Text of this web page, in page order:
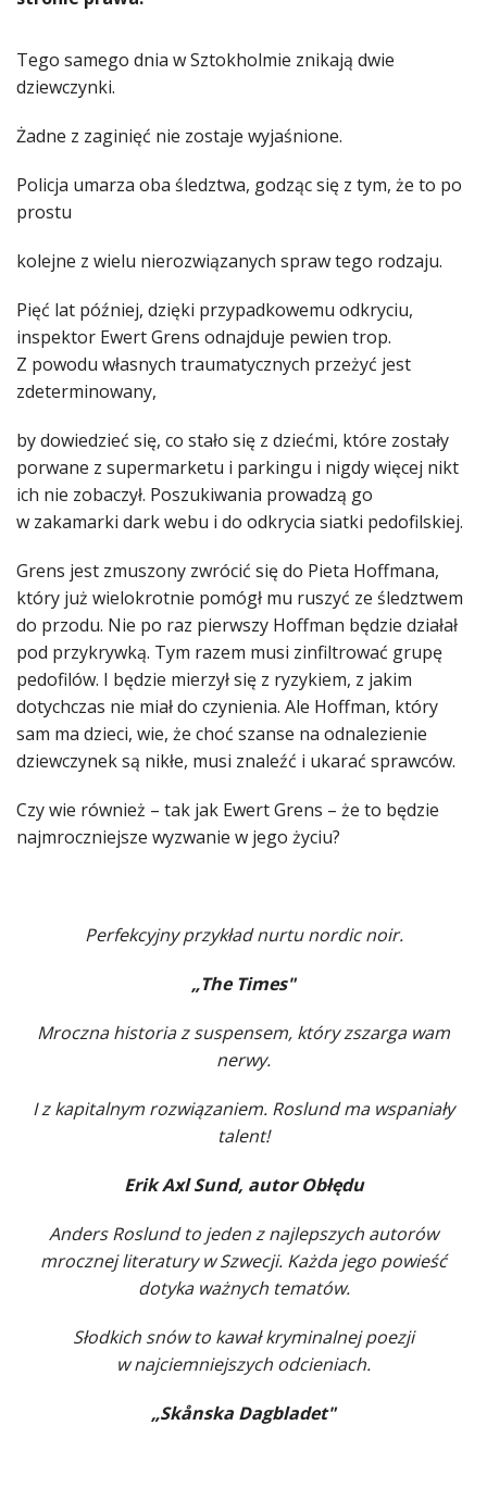
Tego samego dnia w Sztokholmie znikają dwie
dziewczynki.
Żadne z zaginięć nie zostaje wyjaśnione.
Policja umarza oba śledztwa, godząc się z tym, że to po
prostu
kolejne z wielu nierozwiązanych spraw tego rodzaju.
Pięć lat później, dzięki przypadkowemu odkryciu,
inspektor Ewert Grens odnajduje pewien trop.
Z powodu własnych traumatycznych przeżyć jest
zdeterminowany,
by dowiedzieć się, co stało się z dziećmi, które zostały
porwane z supermarketu i parkingu i nigdy więcej nikt
ich nie zobaczył. Poszukiwania prowadzą go
w zakamarki dark webu i do odkrycia siatki pedofilskiej.
Grens jest zmuszony zwrócić się do Pieta Hoffmana,
który już wielokrotnie pomógł mu ruszyć ze śledztwem
do przodu. Nie po raz pierwszy Hoffman będzie działał
pod przykrywką. Tym razem musi zinfiltrować grupę
pedofilów. I będzie mierzył się z ryzykiem, z jakim
dotychczas nie miał do czynienia. Ale Hoffman, który
sam ma dzieci, wie, że choć szanse na odnalezienie
dziewczynek są nikłe, musi znaleźć i ukarać sprawców.
Czy wie również – tak jak Ewert Grens – że to będzie
najmroczniejsze wyzwanie w jego życiu?
Perfekcyjny przykład nurtu nordic noir.
„The Times"
Mroczna historia z suspensem, który zszarga wam
nerwy.
I z kapitalnym rozwiązaniem. Roslund ma wspaniały
talent!
Erik Axl Sund, autor Obłędu
Anders Roslund to jeden z najlepszych autorów
mrocznej literatury w Szwecji. Każda jego powieść
dotyka ważnych tematów.
Słodkich snów to kawał kryminalnej poezji
w najciemniejszych odcieniach.
„Skånska Dagbladet"